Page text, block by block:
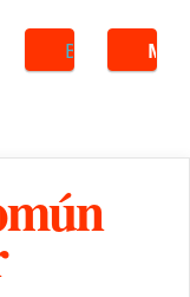
Buscar